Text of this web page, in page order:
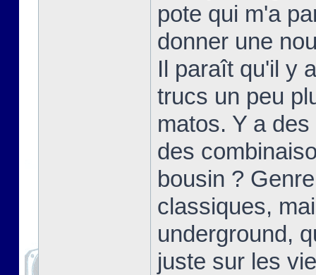
pote qui m'a
donner une
Il paraît qu'il y
trucs un peu
matos. Y a
des
bousin ?
classiques,
underground,
juste sur les